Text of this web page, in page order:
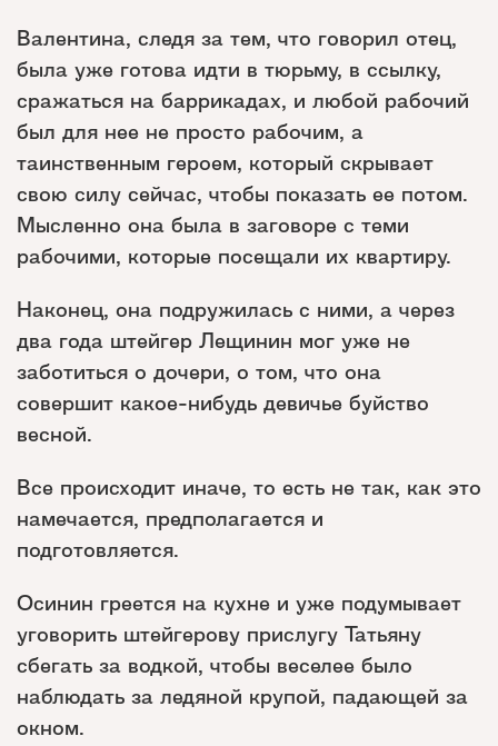
Валентина, следя за тем, что говорил отец,
была уже готова идти в тюрьму, в ссылку,
сражаться на баррикадах, и любой рабочий
был для нее не просто рабочим, а
таинственным героем, который скрывает
свою силу сейчас, чтобы показать ее потом.
Мысленно она была в заговоре с теми
рабочими, которые посещали их квартиру.
Наконец, она подружилась с ними, а через
два года штейгер Лещинин мог уже не
заботиться о дочери, о том, что она
совершит какое-нибудь девичье буйство
весной.
Все происходит иначе, то есть не так, как это
намечается, предполагается и
подготовляется.
Осинин греется на кухне и уже подумывает
уговорить штейгерову прислугу Татьяну
сбегать за водкой, чтобы веселее было
наблюдать за ледяной крупой, падающей за
окном.